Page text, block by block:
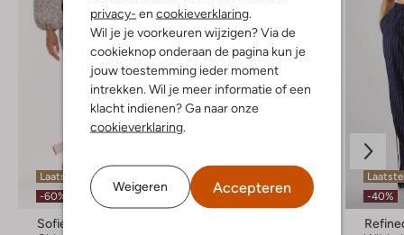
privacy- en cookieverklaring
Wil je je voorkeuren wijzigen? Via de
cookieknop onderaan de pagina kun je
jouw toestemming ieder moment
intrekken. Wil je meer informatie of een
klacht indienen? Ga naar onze
cookieverklaring
Weigeren Accepteren
Laatste item
-60%
Sofie Schnoor
-60%
-40%